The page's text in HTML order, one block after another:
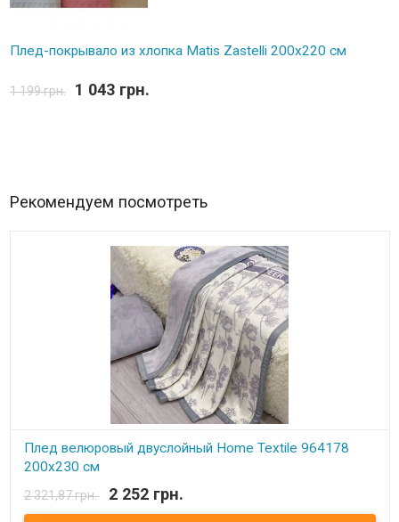
Плед-покрывало из хлопка Matis Zastelli 200x220 см
1 199 грн. 1 043 грн.
Рекомендуем посмотреть
Плед велюровый двуслойный Home Textile 964178
200x230 см
В наличии
2 321,87 грн. 2 252 грн.